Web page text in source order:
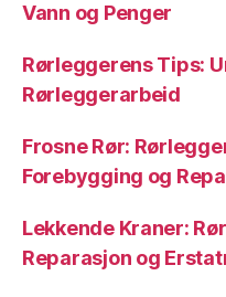
Vann og Penger
Rørleggerens Tips:
Rørleggerarbeid
Frosne Rør:
Forebygging og
Lekkende Kraner:
Reparasjon og